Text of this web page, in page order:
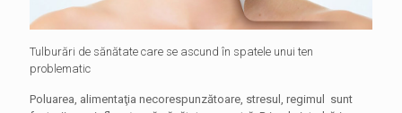
Tulburări de sănătate care se ascund în spatele unui ten
problematic
Poluarea, alimentaţia necorespunzătoare, stresul, regimul sunt